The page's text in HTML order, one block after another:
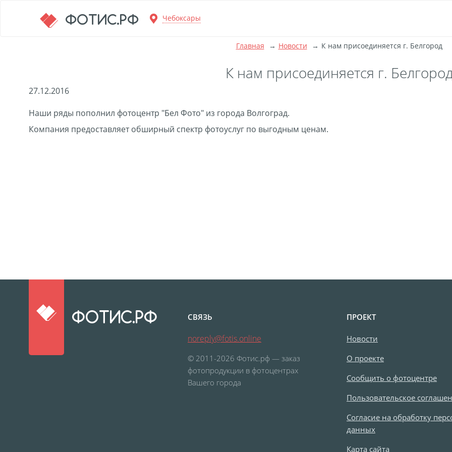
Перейти к основной информации
ФОТИС.РФ Чебоксары
Главная Новости К нам присоединяется г. Белгород
К нам присоединяется г.
27.12.2016
Наши ряды пополнил фотоцентр "Бел Фото" из города Волгоград.
Компания предоставляет обширный спектр фотоуслуг по выгодным ценам.
ФОТИС.РФ СВЯЗЬ
noreply@fotis.online
© 2011-2026 Фотис.рф — заказ
фотопродукции в фотоцентрах
Вашего города
ПРОЕКТ
Новости
О проекте
Сообщить о фотоцентре
Пользовательское
Согласие на обработку
данных
Карта сайта